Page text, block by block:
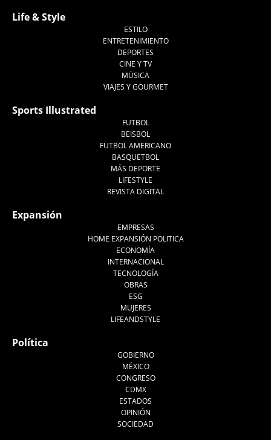
Life & Style
ESTILO
ENTRETENIMIENTO
DEPORTES
CINE Y TV
MÚSICA
VIAJES Y GOURMET
Sports Illustrated
FUTBOL
BEISBOL
FUTBOL AMERICANO
BASQUETBOL
MÁS DEPORTE
LIFESTYLE
REVISTA DIGITAL
Expansión
EMPRESAS
HOME EXPANSIÓN POLITICA
ECONOMÍA
INTERNACIONAL
TECNOLOGÍA
OBRAS
ESG
MUJERES
LIFEANDSTYLE
Política
GOBIERNO
MÉXICO
CONGRESO
CDMX
ESTADOS
OPINIÓN
SOCIEDAD